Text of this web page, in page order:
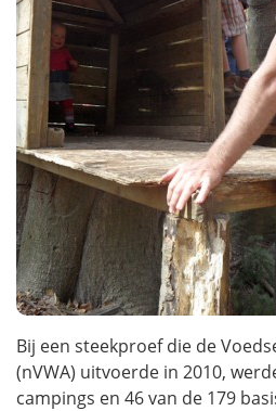
Bij een steekproef die de
(nVWA) uitvoerde in 2010,
campings en 46 van de 179